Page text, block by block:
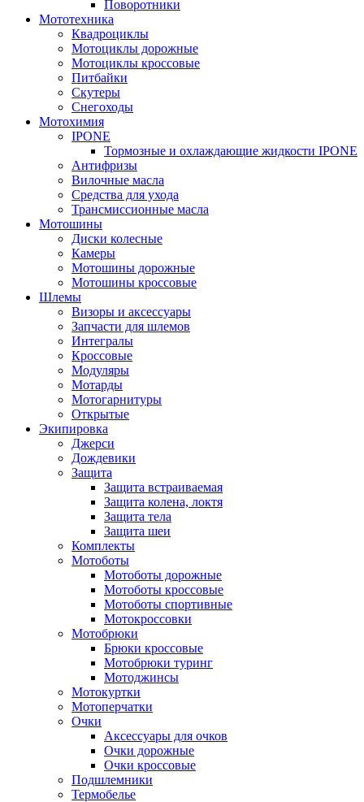
Поворотники
Мототехника
Квадроциклы
Мотоциклы дорожные
Мотоциклы кроссовые
Питбайки
Скутеры
Снегоходы
Мотохимия
IPONE
Тормозные и охлаждающие жидкости IPONE
Антифризы
Вилочные масла
Средства для ухода
Трансмиссионные масла
Мотошины
Диски колесные
Камеры
Мотошины дорожные
Мотошины кроссовые
Шлемы
Визоры и аксессуары
Запчасти для шлемов
Интегралы
Кроссовые
Модуляры
Мотарды
Мотогарнитуры
Открытые
Экипировка
Джерси
Дождевики
Защита
Защита встраиваемая
Защита колена, локтя
Защита тела
Защита шеи
Комплекты
Мотоботы
Мотоботы дорожные
Мотоботы кроссовые
Мотоботы спортивные
Мотокроссовки
Мотобрюки
Брюки кроссовые
Мотобрюки туринг
Мотоджинсы
Мотокуртки
Мотоперчатки
Очки
Аксессуары для очков
Очки дорожные
Очки кроссовые
Подшлемники
Термобелье